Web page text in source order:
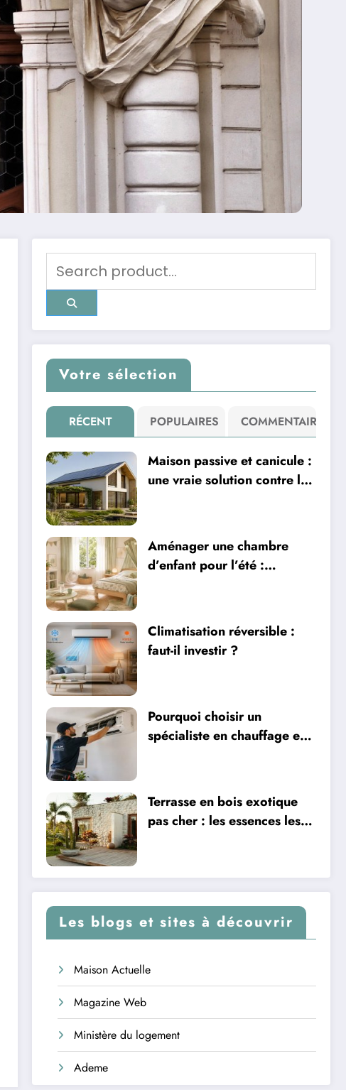
Votre sélection
RÉCENT POPULAIRES COMMENTAIRE
Maison passive et canicule :
une vraie solution contre la
Aménager une chambre
d’enfant pour l’été :
Climatisation réversible :
faut-il investir ?
Pourquoi choisir un
spécialiste en chauffage et
Terrasse en bois exotique
pas cher : les essences les
Les blogs et sites à découvrir
Maison Actuelle
Magazine Web
Ministère du logement
Ademe